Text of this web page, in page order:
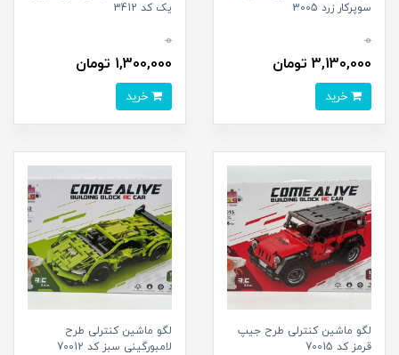
سوپرکار زرد 3005
0
3,130,000 تومان
یک کد 3412
0
1,300,000 تومان
لگو ماشین کنترلی طرح جیپ
قرمز کد 70015
لگو ماشین کنترلی طرح
لامبورگینی سبز کد 70012